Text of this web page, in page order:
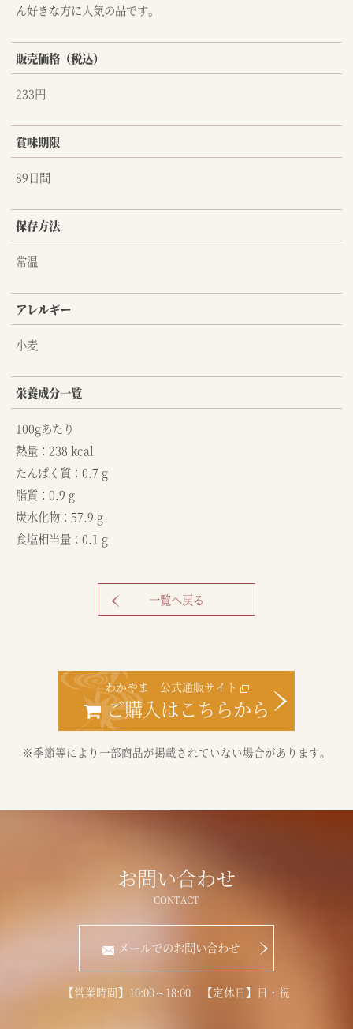
ん好きな方に人気の品です。
販売価格（税込）
233円
賞味期限
89日間
保存方法
常温
アレルギー
小麦
栄養成分一覧
100gあたり
熱量：238 kcal
たんぱく質：0.7 g
脂質：0.9 g
炭水化物：57.9 g
食塩相当量：0.1 g
一覧へ戻る
わかやま 公式通販サイト
ご購入はこちらから
※季節等により一部商品が掲載されていない場合があります。
お問い合わせ
メールでのお問い合わせ
【営業時間】10:00～18:00 【定休日】日・祝